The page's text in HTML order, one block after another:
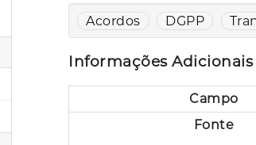
Acordos DGPP
Informações Adicionais
Campo
Fonte